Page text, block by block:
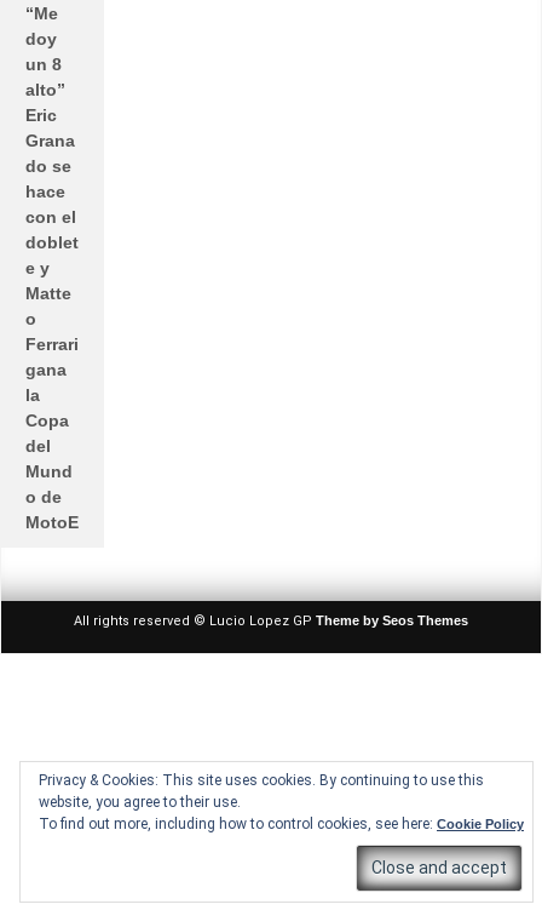
Privacy & Cookies: This site uses cookies. By continuing to use this
website, you agree to their use.
To find out more, including how to control cookies, see here: Cookie Policy
“Me
doy
un 8
alto”
Eric
Grana
do se
hace
con el
doblet
e y
Matte
o
Ferrari
gana
la
Copa
del
Mund
o de
MotoE
All rights reserved © Lucio Lopez GP Theme by Seos Themes